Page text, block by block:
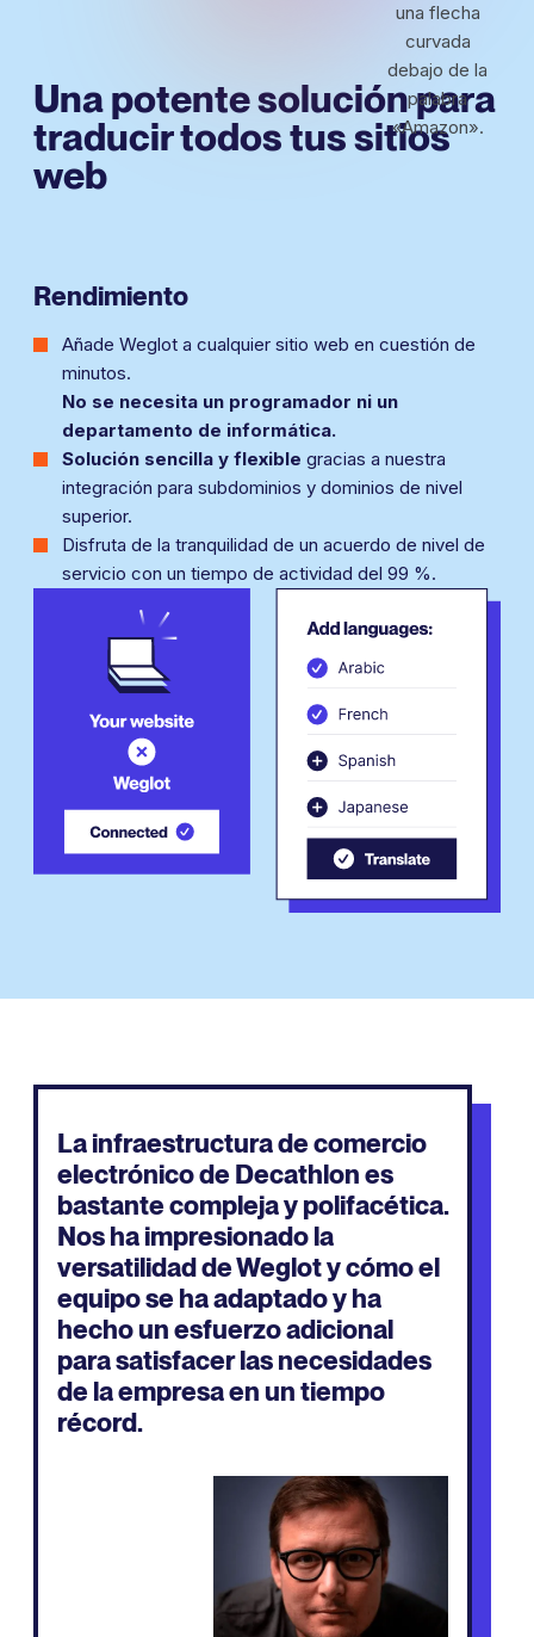
Una potente solución para
traducirtodos tus sitios
web
Rendimiento
Añade Weglot a cualquier sitio web en cuestión de
minutos.
No se necesita un programador ni un
departamento de informática.
Solución sencilla y flexible gracias a nuestra
integración para subdominios y dominios de nivel
superior.
Disfruta de la tranquilidad de un acuerdo de nivel de
servicio con un tiempo de actividad del 99 %.
La infraestructura de comercio
electrónico de Decathlon es
bastante compleja y polifacética.
Nos ha impresionado la
versatilidad de Weglot y cómo el
equipo se ha adaptado y ha
hecho un esfuerzo adicional
para satisfacer las necesidades
de la empresa en un tiempo
récord.